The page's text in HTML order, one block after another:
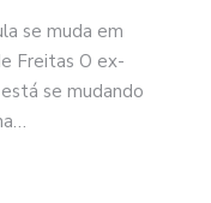
se muda em
Freitas O ex-
se mudando